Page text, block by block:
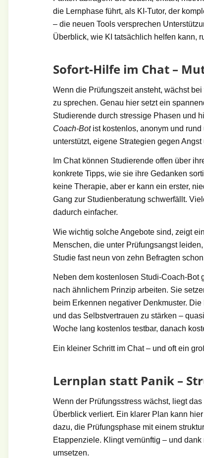
die Lernphase führt, als KI-Tutor, der
– die neuen Tools versprechen
Überblick, wie KI tatsächlich helfen kann,
Sofort-Hilfe im Chat –
Wenn die Prüfungszeit ansteht, wächst
zu sprechen. Genau hier setzt ein
Studierende durch stressige Phasen und
Coach-Botist kostenlos, anonym und
unterstützt, eigene Strategien gegen
Im Chat können Studierende offen über
konkrete Tipps, wie sie ihre Gedanken
keine Therapie, aber er kann ein erster,
Gang zur Studienberatung schwerfällt.
dadurch einfacher.
Wie wichtig solche Angebote sind, zeigt
Menschen, die unter Prüfungsangst
Studie fast neun von zehn Befragten
Neben dem kostenlosen Studi-Coach-Bot
nach ähnlichem Prinzip arbeiten. Sie
beim Erkennen negativer Denkmuster.
und das Selbstvertrauen zu stärken –
Woche lang kostenlos testbar, danach
Ein kleiner Schritt im Chat – und oft ein
Lernplan statt Panik –
Wenn der Prüfungsstress wächst, liegt
Überblick verliert. Ein klarer Plan kann
dazu, die Prüfungsphase mit einem
Etappenziele. Klingt vernünftig – und
umsetzen.